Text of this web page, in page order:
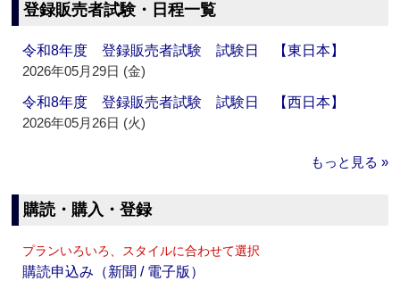
登録販売者試験・日程一覧
令和8年度 登録販売者試験 試験日 【東日本】
2026年05月29日 (金)
令和8年度 登録販売者試験 試験日 【西日本】
2026年05月26日 (火)
もっと見る »
購読・購入・登録
プランいろいろ、スタイルに合わせて選択
購読申込み（新聞 / 電子版）